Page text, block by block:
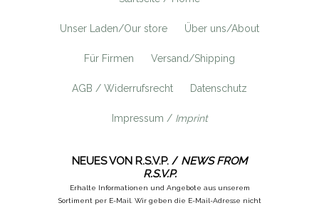
Unser Laden/Our store Über uns/About
Für Firmen Versand/Shipping
AGB / Widerrufsrecht Datenschutz
Impressum / Imprint
NEUES VON R.S.V.P. / NEWS FROM
R.S.V.P.
Erhalte Informationen und Angebote aus unserem
Sortiment per E-Mail. Wir geben die E-Mail-Adresse nicht